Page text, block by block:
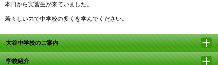
本日から実習生が来ていました。
若々しい力で中学校の多くを学んでください。
大谷中学校のご案内
学校紹介